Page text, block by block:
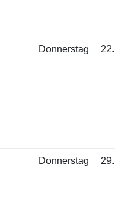
Donnerstag
Donnerstag